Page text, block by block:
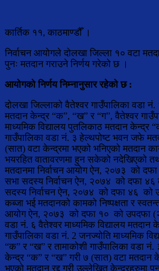
कार्तिक ११, काठमाण्डौँ ।
निर्वाचन आयोगले दोलखा जिल्ला १० वटा
पुनः मतदान गराउने निर्णय गरेको छ ।
आयोगको निर्णय निम्नानुसार रहेको छ :
दोलखा जिल्लाको वैतेश्वर गाउँपालिका वडा नं.
मतदान केन्द्र “क”, “ख” र “ग”, वैतेश्वर
माध्यमिक विद्यालय पुतलिकाठ मतदान केन्द्र
गाउँपालिका वडा नं. ३ हेल्थपोष्ट भवन जफे
(सात) वटा केन्द्रमा भएको भनिएको मतदान
भयरहित वातावरणमा हुन सकेको नदेखिएको
मतदानमा निर्वाचन आयोग ऐन, २०७३ को
सभा सदस्य निर्वाचन ऐन, २०७४ को दफा
सदस्य निर्वाचन ऐन, २०७४ को दफा ४६ को
कब्जा भई मतदानको कामको निष्पक्षता र
आयोग ऐन, २०७३ को दफा १० को उपदफा (२)
वडा नं. ६ वैतेश्वर माध्यमिक विद्यालय
गाउँपालिका वडा नं. 2 जनज्योति माध्यमिक
“क” र “ख” र तामाकोशी गाउँपालिका वडा
केन्द्र “क” र “ख” गरी ७ (सात) वटा मतदान
भएको मतदान रद्द गरी उल्लेखित केन्द्रहरुमा